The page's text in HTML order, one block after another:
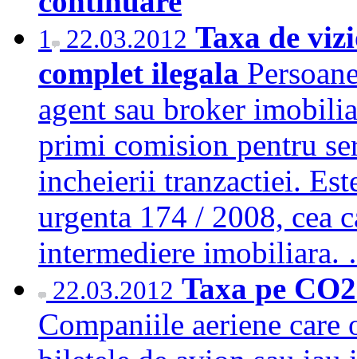
1 22.03.2012 Taxa de
complet ilegala
agent sau broker
primi comision pentru
incheierii tranzactiei.
urgenta 174 / 2008, cea
intermediere
22.03.2012 Taxa pe
Companiile aeriene care